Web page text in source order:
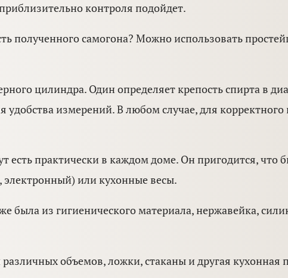
контроля подойдет.
полученного самогона? Можно использовать
цилиндра. Один определяет крепость спирта в
измерений. В любом случае, для
есть практически в каждом доме. Он пригодится, что
электронный) или кухонные весы.
была из гигиенического материала, нержавейка,
объемов, ложки, стаканы и другая кухонная